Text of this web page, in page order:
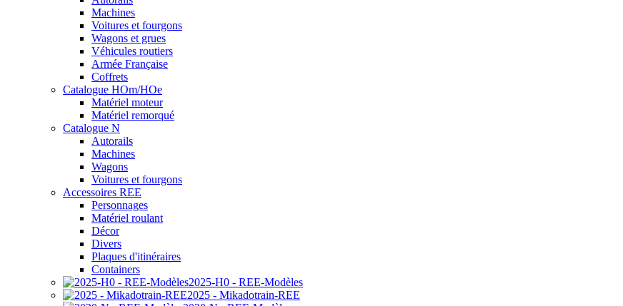
Machines
Voitures et fourgons
Wagons et grues
Véhicules routiers
Armée Française
Coffrets
Catalogue HOm/HOe
Matériel moteur
Matériel remorqué
Catalogue N
Autorails
Machines
Wagons
Voitures et fourgons
Accessoires REE
Personnages
Matériel roulant
Décor
Divers
Plaques d'itinéraires
Containers
2025-H0 - REE-Modèles
2025 - Mikadotrain-REE